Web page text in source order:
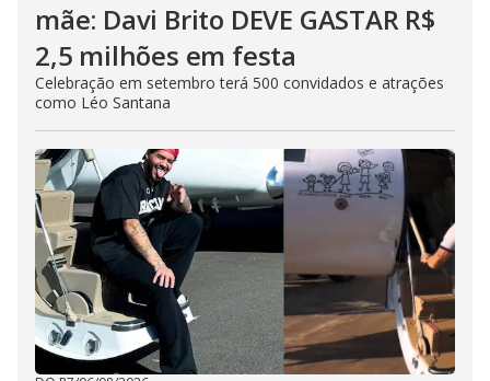
mãe: Davi Brito DEVE GASTAR R$
2,5 milhões em festa
Celebração em setembro terá 500 convidados e atrações
como Léo Santana